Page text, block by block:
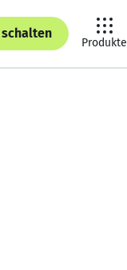
Produkte